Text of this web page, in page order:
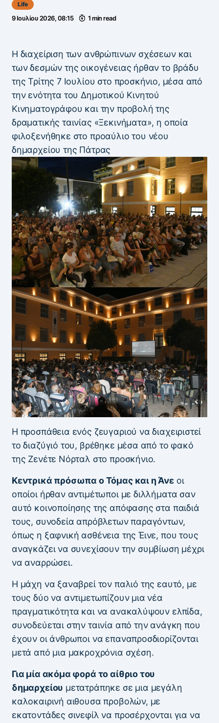
Life
9 Ιουλίου 2026, 08:15 1 min read
Η διαχείριση των ανθρώπινων σχέσεων και
των δεσμών της οικογένειας ήρθαν το βράδυ
της Τρίτης 7 Ιουλίου στο προσκήνιο, μέσα από
την ενότητα του Δημοτικού Κινητού
Κινηματογράφου και την προβολή της
δραματικής ταινίας «Ξεκινήματα», η οποία
φιλοξενήθηκε στο προαύλιο του νέου
δημαρχείου της Πάτρας
Η προσπάθεια ενός ζευγαριού να διαχειριστεί
το διαζύγιό του, βρέθηκε μέσα από το φακό
της Ζενέτε Νόρταλ στο προσκήνιο.
Κεντρικά πρόσωπα ο Τόμας και η Άνεοι
οποίοι ήρθαν αντιμέτωποι με διλλήματα σαν
αυτό κοινοποίησης της απόφασης στα παιδιά
τους, συνοδεία απρόβλετων παραγόντων,
όπως η ξαφνική ασθένεια της Έινε, που τους
αναγκάζει να συνεχίσουν την συμβίωση μέχρι
να αναρρώσει.
Η μάχη να ξαναβρεί τον παλιό της εαυτό, με
τους δύο να αντιμετωπίζουν μια νέα
πραγματικότητα και να ανακαλύψουν ελπίδα,
συνοδεύεται στην ταινία από την ανάγκη που
έχουν οι άνθρωποι να επαναπροσδιορίζονται
μετά από μια μακροχρόνια σχέση.
Για μία ακόμα φορά το αίθριο του
δημαρχείου μετατράπηκε σε μια μεγάλη
καλοκαιρινή αιθουσα προβολών, με
εκατοντάδες σινεφίλ να προσέρχονται για να